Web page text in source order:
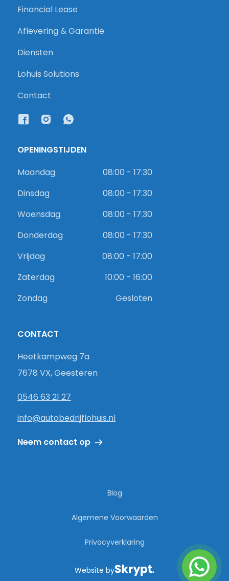
Financial Lease
Aflevering & Garantie
Diensten
Lohuis Solutions
Contact
OPENINGSTIJDEN
Maandag
08:00 - 17:30
Dinsdag
08:00 - 17:30
Woensdag
08:00 - 17:30
Donderdag
08:00 - 17:30
Vrijdag
08:00 - 17:00
Zaterdag
10:00 - 16:00
Zondag
Gesloten
CONTACT
Heetkampweg 7a
7678 VX, Geesteren
0546 63 21 27
info@autobedrijflohuis.nl
Neem contact op
Blog
Algemene Voorwaarden
Privacyverklaring
Website by